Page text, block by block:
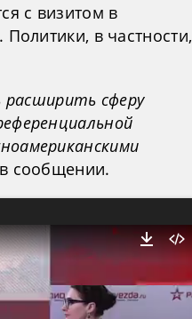
с визитом в
в частности,
расширить сферу
сообщении.